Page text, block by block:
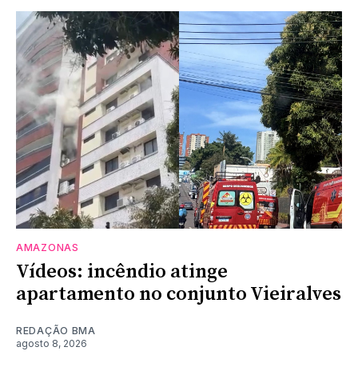
AMAZONAS
Vídeos: incêndio atinge
apartamento no conjunto Vieiralves
REDAÇÃO BMA
agosto 8, 2026